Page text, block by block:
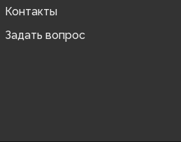
Контакты
Задать вопрос